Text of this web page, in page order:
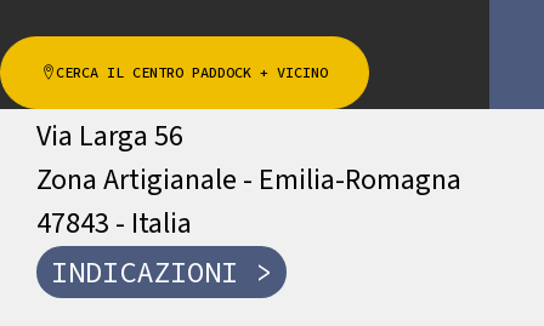
CERCA IL CENTRO PADDOCK + VICINO
Indirizzo
Via Larga 56
Zona Artigianale - Emilia-Romagna
47843 - Italia
INDICAZIONI >